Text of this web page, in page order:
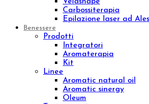
Prodotti
Creme corpo
Esfolianti corpo
Oli corpo
Fanghi
Bendaggi e Trattamenti
Kit corpo
Linee
Push-up
Remodeling
Sculpture